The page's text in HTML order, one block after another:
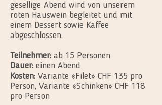
gesellige Abend wird von unserem
roten Hauswein begleitet und mit
einem Dessert sowie Kaffee
abgeschlossen.
Teilnehmer: ab 15 Personen
Dauer: einen Abend
Kosten: Variante «Filet» CHF 135 pro
Person, Variante «Schinken» CHF 118
pro Person